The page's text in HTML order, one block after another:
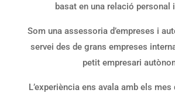
basat en una relació personal
Som una assessoria d’empreses i
servei des de grans empreses
petit empresari
L’experiència ens avala amb els